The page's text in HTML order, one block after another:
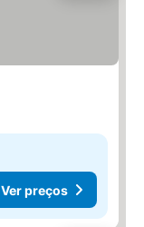
Ver preços